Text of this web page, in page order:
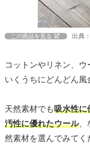
この商品を見る 出典
コットンやリネン、
いくうちにどんどん風
天然素材でも吸水性に
汚性に優れたウール、
然素材を選んでみてく